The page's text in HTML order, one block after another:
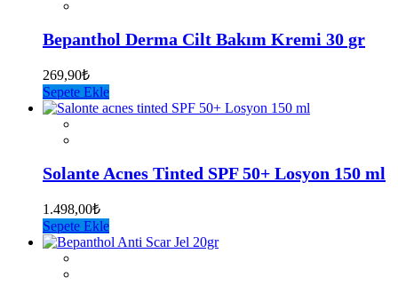
Bepanthol Derma Cilt Bakım Kremi 30 gr
269,90₺
Sepete Ekle
Solante Acnes Tinted SPF 50+ Losyon 150 ml
1.498,00₺
Sepete Ekle